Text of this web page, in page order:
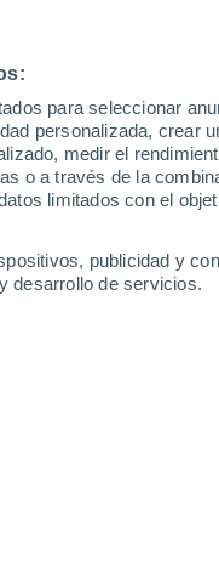
para seleccionar
personalizada, crear
medir el
o a través de la
limitados con el
publicidad y
desarrollo de servicios.
27°
Thunder Bay
26°
19°